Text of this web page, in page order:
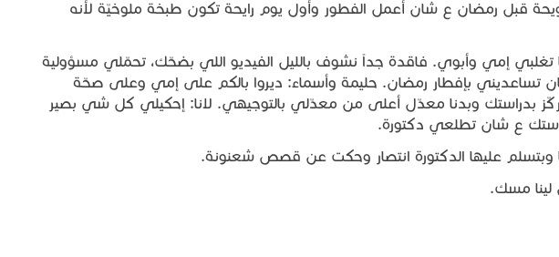
قبل رمضان ع شان أعمل الفطور وأول يوم رايحة تكون طبخة ملوخيّة لأنه
إمي وأبوي. فاقدة جداً نشوف بالليل الفيديو اللي بضحّك، تحمّلي مسؤولية
تساعديني بإفطار رمضان. حليمة وأسماء: ديروا بالكم على إمي وعلى صحّة
بدراستك وبدنا معدّل أعلى من معدّلي بالتوجيهي. لانا: إحكيلي كل شي بصير
ع شان تطلعي دكتورة.
عليها الدكتورة انتصار وحكت عن قصص شعنونة.
مسك.